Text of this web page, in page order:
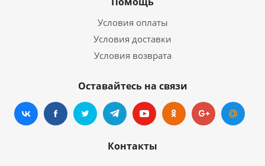
Условия оплаты
Условия доставки
Условия возврата
Оставайтесь на связи
Контакты